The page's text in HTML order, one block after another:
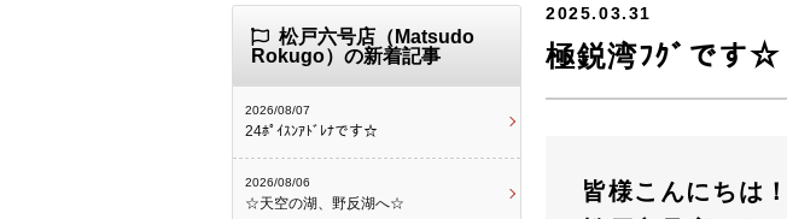
2025.03.31
極鋭湾ﾌｸﾞです☆
皆様こんにちは！
松戸六号店（Matsudo
Rokugo）の新着記事
2026/08/07
24ﾎﾟｲｽﾝｱﾄﾞﾚﾅです☆
2026/08/06
☆天空の湖、野反湖へ☆